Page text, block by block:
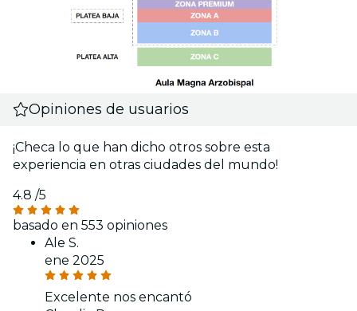
Opiniones de usuarios
¡Checa lo que han dicho otros sobre esta
experiencia en otras ciudades del mundo!
4.8 /5
basado en 553 opiniones
Ale S.
ene 2025
Excelente nos encantó